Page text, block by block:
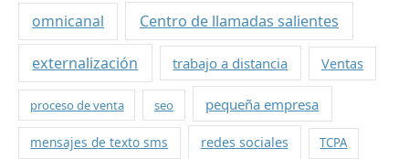
omnicanal Centro de llamadas salientes
externalización trabajo a distancia Ventas
proceso de venta seo pequeña empresa
mensajes de texto sms redes sociales TCPA